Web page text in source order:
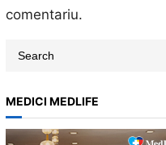
comentariu.
r
c
MEDICI MEDLIFE